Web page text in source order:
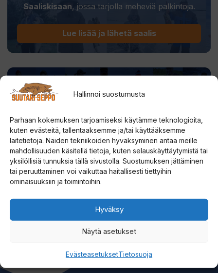
Hallinnoi suostumusta
Parhaan kokemuksen tarjoamiseksi käytämme teknologioita,
kuten evästeitä, tallentaaksemme ja/tai käyttääksemme
laitetietoja. Näiden tekniikoiden hyväksyminen antaa meille
mahdollisuuden käsitellä tietoja, kuten selauskäyttäytymistä tai
yksilöllisiä tunnuksia tällä sivustolla. Suostumuksen jättäminen
tai peruuttaminen voi vaikuttaa haitallisesti tiettyihin
ominaisuuksiin ja toimintoihin.
Hyväksy
Näytä asetukset
EvästeasetuksetTietosuoja
Saaliskisaan, jossa tarjolla meheviä palkintoja.
Lue lisää ja lähetä saalis
Saaliskuvia ja viehevinkkejä Lapista.